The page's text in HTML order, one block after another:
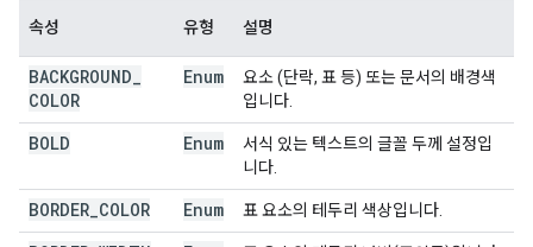
속성 유형 설명
BACKGROUND
COLOR
Enum
요소 (단락, 표 등) 또는 문서의 배경색
입니다.
BOLD Enum
서식 있는 텍스트의 글꼴 두께 설정입
니다.
BORDER COLOR Enum 표 요소의 테두리 색상입니다.